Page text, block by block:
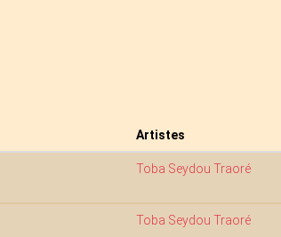
Artistes
Toba Seydou Traoré
Toba Seydou Traoré